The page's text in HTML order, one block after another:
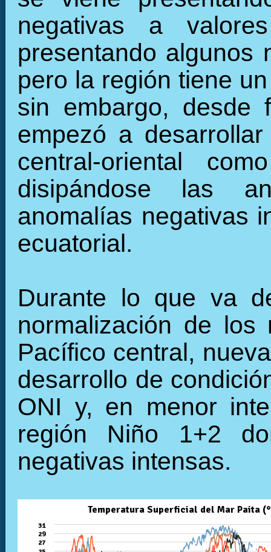
negativas a
presentando algunos
pero la región tiene
sin embargo,
empezó a
central-oriental
disipándose las
anomalías negativas
ecuatorial.
Durante lo que va
normalización de
Pacífico central,
desarrollo de
ONI y, en menor
región Niño 1+2
negativas intensas.